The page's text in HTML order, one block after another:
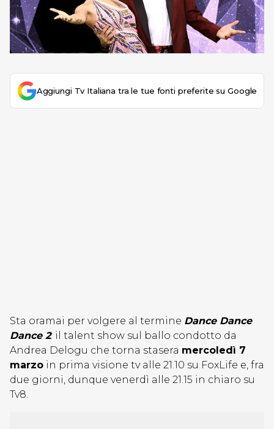
Aggiungi Tv Italiana tra le tue fonti preferite su Google
Sta oramai per volgere al termine Dance Dance
Dance 2: il talent show sul ballo condotto da
Andrea Delogu che torna stasera mercoledì 7
marzo in prima visione tv alle 21.10 su FoxLife e, fra
due giorni, dunque venerdì alle 21.15 in chiaro su
Tv8.